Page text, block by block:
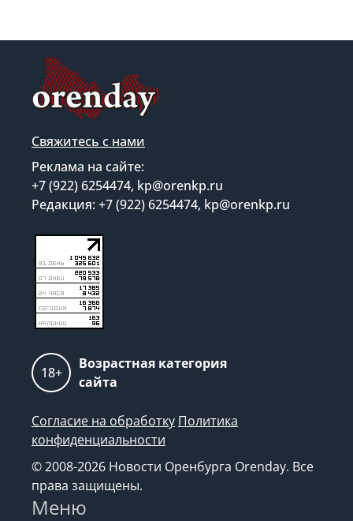
Свяжитесь с нами
Реклама на сайте:
+7 (922) 6254474, kp@orenkp.ru
Редакция: +7 (922) 6254474, kp@orenkp.ru
18+
Возрастная категория
сайта
Согласие на обработку Политика
конфиденциальности
© 2008-2026 Новости Оренбурга Orenday. Все
права защищены.
Меню